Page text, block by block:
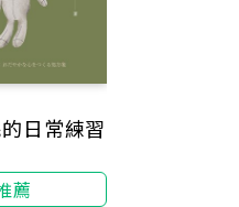
日常練習
薦